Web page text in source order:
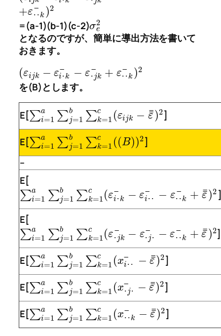
+ε ･ ･k
¯ )2
=(a-1)(b-1)(c-2)σ2
e
となるのですが、簡単に導出方法を書いて
おきます。
(εijk − εi ･k
¯ − ε ･ jk
¯ + ε･ ･k
¯ )2
を(B)とします。
E[∑a
i=1 ∑b
j=1 ∑c
k=1 (εijk − ε
¯
¯)2]
E[∑a
i=1 ∑b
j=1 ∑c
k=1 ((B))2]
–
E[
∑a
i=1 ∑b
j=1 ∑c
k=1 (εi ･k
¯ − εi ･ ･
¯ − ε･ ･k
¯ + ε
¯
¯)2
E[
∑a
i=1 ∑b
j=1 ∑c
k=1 (ε ･ jk
¯ − ε･ j･
¯ − ε ･ ･k
¯ + ε
¯
¯)2]
E[∑a
i=1 ∑b
j=1 ∑c
k=1 (xi ･ ･
¯ − ε
¯
¯)2]
E[∑a
i=1 ∑b
j=1 ∑c
k=1 (x ･ j･
¯ − ε
¯
¯)2]
E[∑a
i=1 ∑b
j=1 ∑c
k=1 (x ･ ･k
¯ − ε
¯
¯)2]